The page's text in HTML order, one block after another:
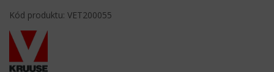
Kód produktu: VET200055